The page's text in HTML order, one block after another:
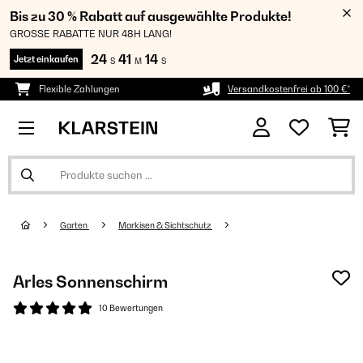
Bis zu 30 % Rabatt auf ausgewählte Produkte!
GROSSE RABATTE NUR 48H LANG!
Jetzt einkaufen 24 S 41 M 14 S
Flexible Zahlungen Versandkostenfrei ab 100 €*
Garten Markisen & Sichtschutz
Arles Sonnenschirm
10 Bewertungen